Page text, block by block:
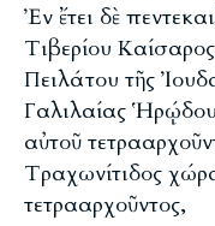
Ἐν ἔτει δὲ
Τιβερίου
Πειλάτου τῆς
Γαλιλαίας
αὐτοῦ
Τραχωνίτιδος
τετρααρχοῦντος,